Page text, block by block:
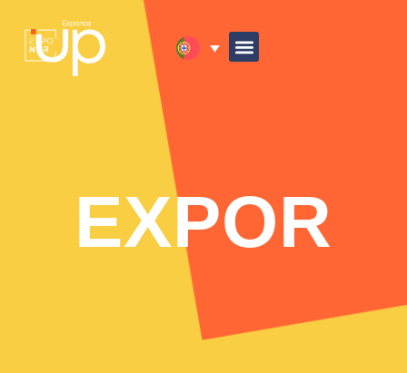
EXPOR